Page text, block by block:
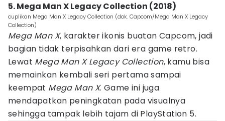
5. Mega Man X Legacy Collection (2018)
cuplikan Mega Man X Legacy Collection (dok. Capcom/Mega Man X Legacy
Collection)
Mega Man X, karakter ikonis buatan Capcom, jadi
bagian tidak terpisahkan dari era game retro.
Lewat Mega Man X Legacy Collection, kamu bisa
memainkan kembali seri pertama sampai
keempat Mega Man X. Game ini juga
mendapatkan peningkatan pada visualnya
sehingga tampak lebih tajam di PlayStation 5.